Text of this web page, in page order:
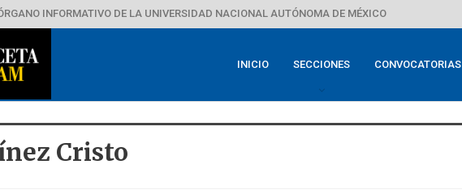
INFORMATIVO DE LA UNIVERSIDAD NACIONAL AUTÓNOMA DE MÉXICO
INICIO SECCIONES CONVOCATORIAS
Cristo